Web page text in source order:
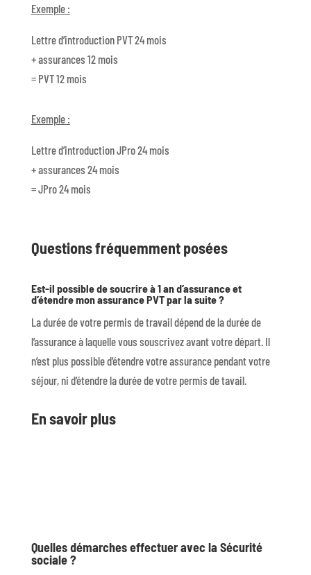
Exemple :
Lettre d’introduction PVT 24 mois
+ assurances 12 mois
= PVT 12 mois
Exemple :
Lettre d’introduction JPro 24 mois
+ assurances 24 mois
= JPro 24 mois
Questions fréquemment posées
Est-il possible de soucrire à 1 an d’assurance et
d’étendre mon assurance PVT par la suite ?
La durée de votre permis de travail dépend de la durée de
l’assurance à laquelle vous souscrivez avant votre départ. Il
n’est plus possible d’étendre votre assurance pendant votre
séjour, ni d’étendre la durée de votre permis de tavail.
En savoir plus
Quelles démarches effectuer avec la Sécurité
sociale ?